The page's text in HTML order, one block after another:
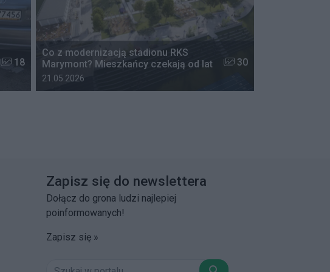
Liczba zdjęć w galerii:
18
Co z modernizacją stadionu RKS
Marymont? Mieszkańcy czekają od lat
Liczba zdjęć w galerii:
30
Data dodania galerii:
21.05.2026
Zapisz się do newslettera
Dołącz do grona ludzi najlepiej
poinformowanych!
Zapisz się »